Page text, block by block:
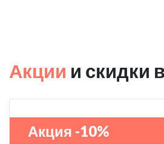
Акции и скидки
Акция -10%